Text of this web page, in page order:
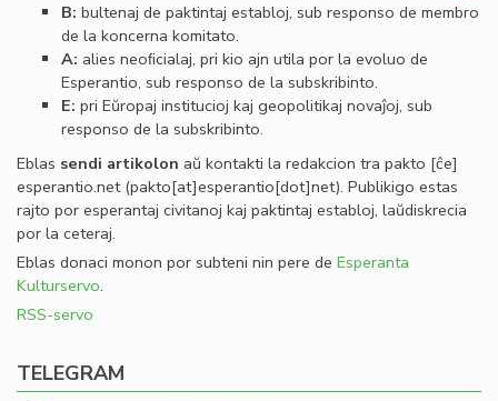
B: bultenaj de paktintaj establoj, sub responso de membro
de la koncerna komitato.
A: alies neoﬁcialaj, pri kio ajn utila por la evoluo de
Esperantio, sub responso de la subskribinto.
E: pri Eŭropaj institucioj kaj geopolitikaj novaĵoj, sub
responso de la subskribinto.
Eblas sendi artikolon aŭ kontakti la redakcion tra pakto [ĉe]
esperantio.net(pakto[at]esperantio[dot]net). Publikigo estas
rajto por esperantaj civitanoj kaj paktintaj establoj, laŭdiskrecia
por la ceteraj.
Eblas donaci monon por subteni nin pere de Esperanta
Kulturservo.
RSS-servo
TELEGRAM